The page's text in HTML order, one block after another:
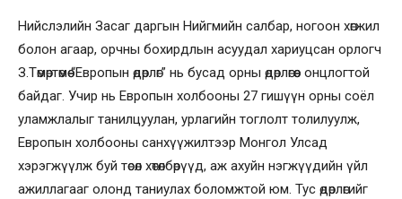
Нийслэлийн Засаг даргын Нийгмийн салбар, ногоон хөгжил
болон агаар, орчны бохирдлын асуудал хариуцсан орлогч
З.Төмөртөмөө “Европын өдөрлөг” нь бусад орны өдөрлөгөөс онцлогтой
байдаг. Учир нь Европын холбооны 27 гишүүн орны соёл
уламжлалыг танилцуулан, урлагийн тоглолт толилуулж,
Европын холбооны санхүүжилтээр Монгол Улсад
хэрэгжүүлж буй төсөл хөтөлбөрүүд, аж ахуйн нэгжүүдийн үйл
ажиллагааг олонд таниулах боломжтой юм. Тус өдөрлөгийг